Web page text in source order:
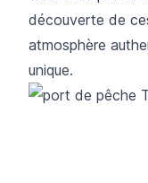
découverte de
atmosphère
unique.